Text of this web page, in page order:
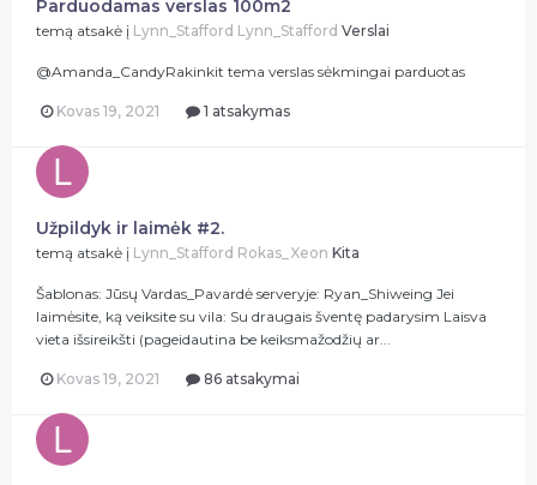
Parduodamas verslas 100m2
temą atsakė į Lynn_Stafford Lynn_Stafford Verslai
@Amanda_CandyRakinkit tema verslas sėkmingai parduotas
Kovas 19, 2021 1 atsakymas
Užpildyk ir laimėk #2.
temą atsakė į Lynn_Stafford Rokas_Xeon Kita
Šablonas: Jūsų Vardas_Pavardė serveryje: Ryan_Shiweing Jei
laimėsite, ką veiksite su vila: Su draugais šventę padarysim Laisva
vieta išsireikšti (pageidautina be keiksmažodžių ar...
Kovas 19, 2021 86 atsakymai